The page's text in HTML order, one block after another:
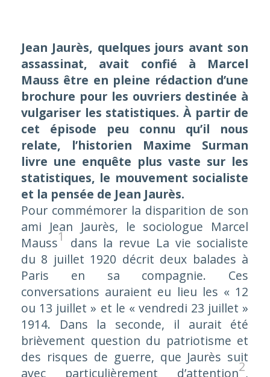
Jean Jaurès, quelques jours avant son
assassinat, avait confié à Marcel
Mauss être en pleine rédaction d’une
brochure pour les ouvriers destinée à
vulgariser les statistiques. À partir de
cet épisode peu connu qu’il nous
relate, l’historien Maxime Surman
livre une enquête plus vaste sur les
statistiques, le mouvement socialiste
et la pensée de Jean Jaurès.
Pour commémorer la disparition de son
ami Jean Jaurès, le sociologue Marcel
Mauss1 dans la revue La vie socialiste
du 8 juillet 1920 décrit deux balades à
Paris en sa compagnie. Ces
conversations auraient eu lieu les « 12
ou 13 juillet » et le « vendredi 23 juillet »
1914. Dans la seconde, il aurait été
brièvement question du patriotisme et
des risques de guerre, que Jaurès suit
avec particulièrement d’attention2,